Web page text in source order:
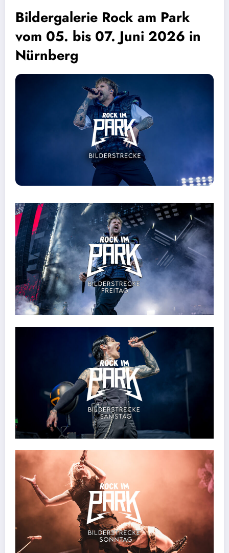
Bildergalerie Rock am Park
vom 05. bis 07. Juni 2026 in
Nürnberg